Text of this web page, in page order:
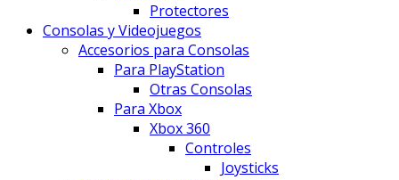
Protectores
Consolas y Videojuegos
Accesorios para Consolas
Para PlayStation
Otras Consolas
Para Xbox
Xbox 360
Controles
Joysticks